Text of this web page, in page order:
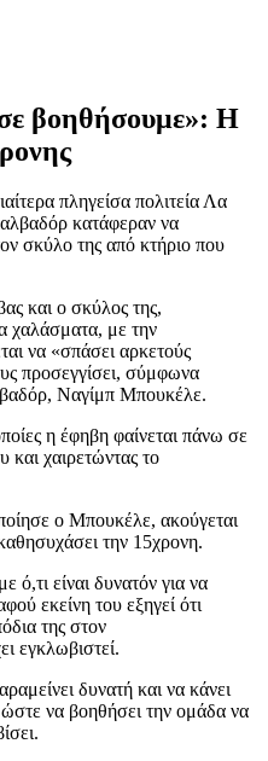
βοηθήσουμε»: Η
πληγείσα πολιτεία Λα
κατάφεραν να
σκύλο της από κτήριο που
και ο σκύλος της,
χαλάσματα, με την
να «σπάσει αρκετούς
προσεγγίσει, σύμφωνα
Ναγίμπ Μπουκέλε.
η έφηβη φαίνεται πάνω σε
χαιρετώντας το
ο Μπουκέλε, ακούγεται
την 15χρονη.
ό,τι είναι δυνατόν για να
εκείνη του εξηγεί ότι
της στον
εγκλωβιστεί.
δυνατή και να κάνει
να βοηθήσει την ομάδα να